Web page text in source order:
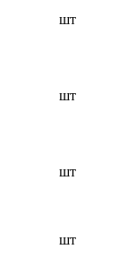
шт
шт
шт
шт